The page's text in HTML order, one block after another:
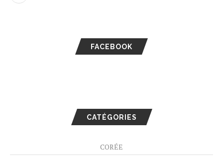
FACEBOOK
CATÉGORIES
CORÉE